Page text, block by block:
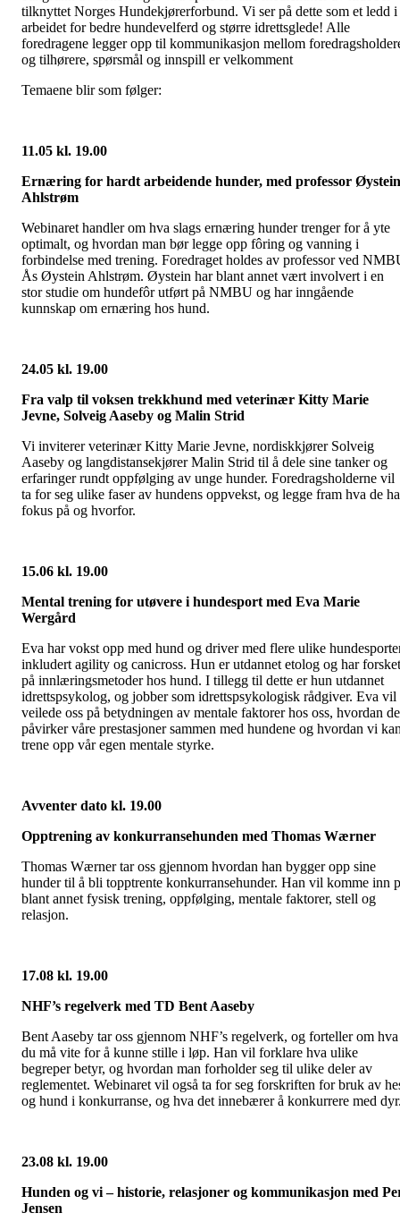
tilknyttet Norges Hundekjørerforbund. Vi ser på dette som et ledd i
arbeidet for bedre hundevelferd og større idrettsglede! Alle
foredragene legger opp til kommunikasjon mellom
og tilhørere, spørsmål og innspill er velkomment
Temaene blir som følger:
11.05 kl. 19.00
Ernæring for hardt arbeidende hunder, med professor Øystein
Ahlstrøm
Webinaret handler om hva slags ernæring hunder trenger for å yte
optimalt, og hvordan man bør legge opp fôring og vanning i
forbindelse med trening. Foredraget holdes av professor ved
Ås Øystein Ahlstrøm. Øystein har blant annet vært involvert i en
stor studie om hundefôr utført på NMBU og har inngående
kunnskap om ernæring hos hund.
24.05 kl. 19.00
Fra valp til voksen trekkhund med veterinær Kitty Marie
Jevne, Solveig Aaseby og Malin Strid
Vi inviterer veterinær Kitty Marie Jevne, nordiskkjører Solveig
Aaseby og langdistansekjører Malin Strid til å dele sine tanker og
erfaringer rundt oppfølging av unge hunder. Foredragsholderne vil
ta for seg ulike faser av hundens oppvekst, og legge fram hva de
fokus på og hvorfor.
15.06 kl. 19.00
Mental trening for utøvere i hundesport med Eva Marie
Wergård
Eva har vokst opp med hund og driver med flere ulike
inkludert agility og canicross. Hun er utdannet etolog og har forsket
på innlæringsmetoder hos hund. I tillegg til dette er hun utdannet
idrettspsykolog, og jobber som idrettspsykologisk rådgiver. Eva vil
veilede oss på betydningen av mentale faktorer hos oss, hvordan
påvirker våre prestasjoner sammen med hundene og hvordan vi
trene opp vår egen mentale styrke.
Avventer dato kl. 19.00
Opptrening av konkurransehunden med Thomas Wærner
Thomas Wærner tar oss gjennom hvordan han bygger opp sine
hunder til å bli topptrente konkurransehunder. Han vil komme inn
blant annet fysisk trening, oppfølging, mentale faktorer, stell og
relasjon.
17.08 kl. 19.00
NHF’s regelverk med TD Bent Aaseby
Bent Aaseby tar oss gjennom NHF’s regelverk, og forteller om hva
du må vite for å kunne stille i løp. Han vil forklare hva ulike
begreper betyr, og hvordan man forholder seg til ulike deler av
reglementet. Webinaret vil også ta for seg forskriften for bruk av
og hund i konkurranse, og hva det innebærer å konkurrere med
23.08 kl. 19.00
Hunden og vi – historie, relasjoner og kommunikasjon med
Jensen